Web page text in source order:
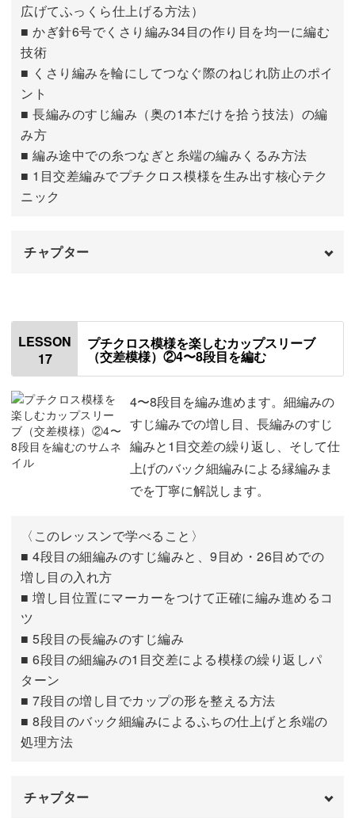
広げてふっくら仕上げる方法）
■ かぎ針6号でくさり編み34目の作り目を均一に編む
技術
■ くさり編みを輪にしてつなぐ際のねじれ防止のポイ
ント
■ 長編みのすじ編み（奥の1本だけを拾う技法）の編
み方
■ 編み途中での糸つなぎと糸端の編みくるみ方法
■ 1目交差編みでプチクロス模様を生み出す核心テク
ニック
チャプター
使用する材料・道具
編み方について
作り目を編む 02:28
1段目を編む 05:02
09:45
LESSON
17
プチクロス模様を楽しむカップスリーブ
（交差模様）②4〜8段目を編む
4〜8段目を編み進めます。細編みの
すじ編みでの増し目、長編みのすじ
編みと1目交差の繰り返し、そして仕
上げのバック細編みによる縁編みま
でを丁寧に解説します。
〈このレッスンで学べること〉
■ 4段目の細編みのすじ編みと、9目め・26目めでの
増し目の入れ方
■ 増し目位置にマーカーをつけて正確に編み進めるコ
ツ
■ 5段目の長編みのすじ編み
■ 6段目の細編みの1目交差による模様の繰り返しパ
ターン
■ 7段目の増し目でカップの形を整える方法
■ 8段目のバック細編みによるふちの仕上げと糸端の
処理方法
チャプター